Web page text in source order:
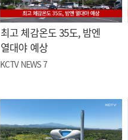
최고 체감온도 35도, 밤엔
열대야 예상
KCTV NEWS 7